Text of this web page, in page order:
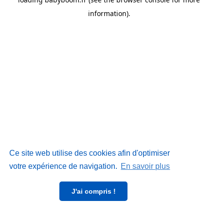
Ce site web utilise des cookies afin d'optimiser
votre expérience de navigation. En savoir plus
J'ai compris !
information).